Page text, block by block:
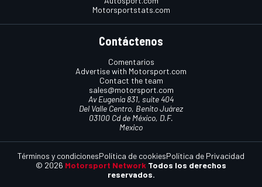
Motorsportstats.com
Contáctenos
Comentarios
Advertise with Motorsport.com
Contact the team
sales@motorsport.com
Av Eugenia 831, suite 404
Del Valle Centro, Benito Juárez
03100 Cd de México, D.F.
Mexico
© 2026 Motorsport Network Todos los derechos
reservados.
Términos y condicionesPolítica de cookiesPolítica de Privacidad